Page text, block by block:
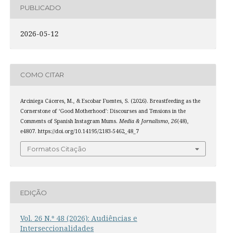
PUBLICADO
2026-05-12
COMO CITAR
Arciniega Cáceres, M., & Escobar Fuentes, S. (2026). Breastfeeding as the
Cornerstone of ‘Good Motherhood’: Discourses and Tensions in the
Comments of Spanish Instagram Mums. Media & Jornalismo, 26(48),
e4807. https://doi.org/10.14195/2183-5462_48_7
Formatos Citação
EDIÇÃO
Vol. 26 N.º 48 (2026): Audiências e
Interseccionalidades